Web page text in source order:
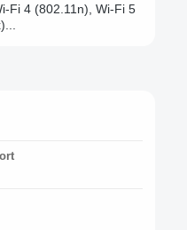
Fi 4 (802.11n), Wi-Fi 5